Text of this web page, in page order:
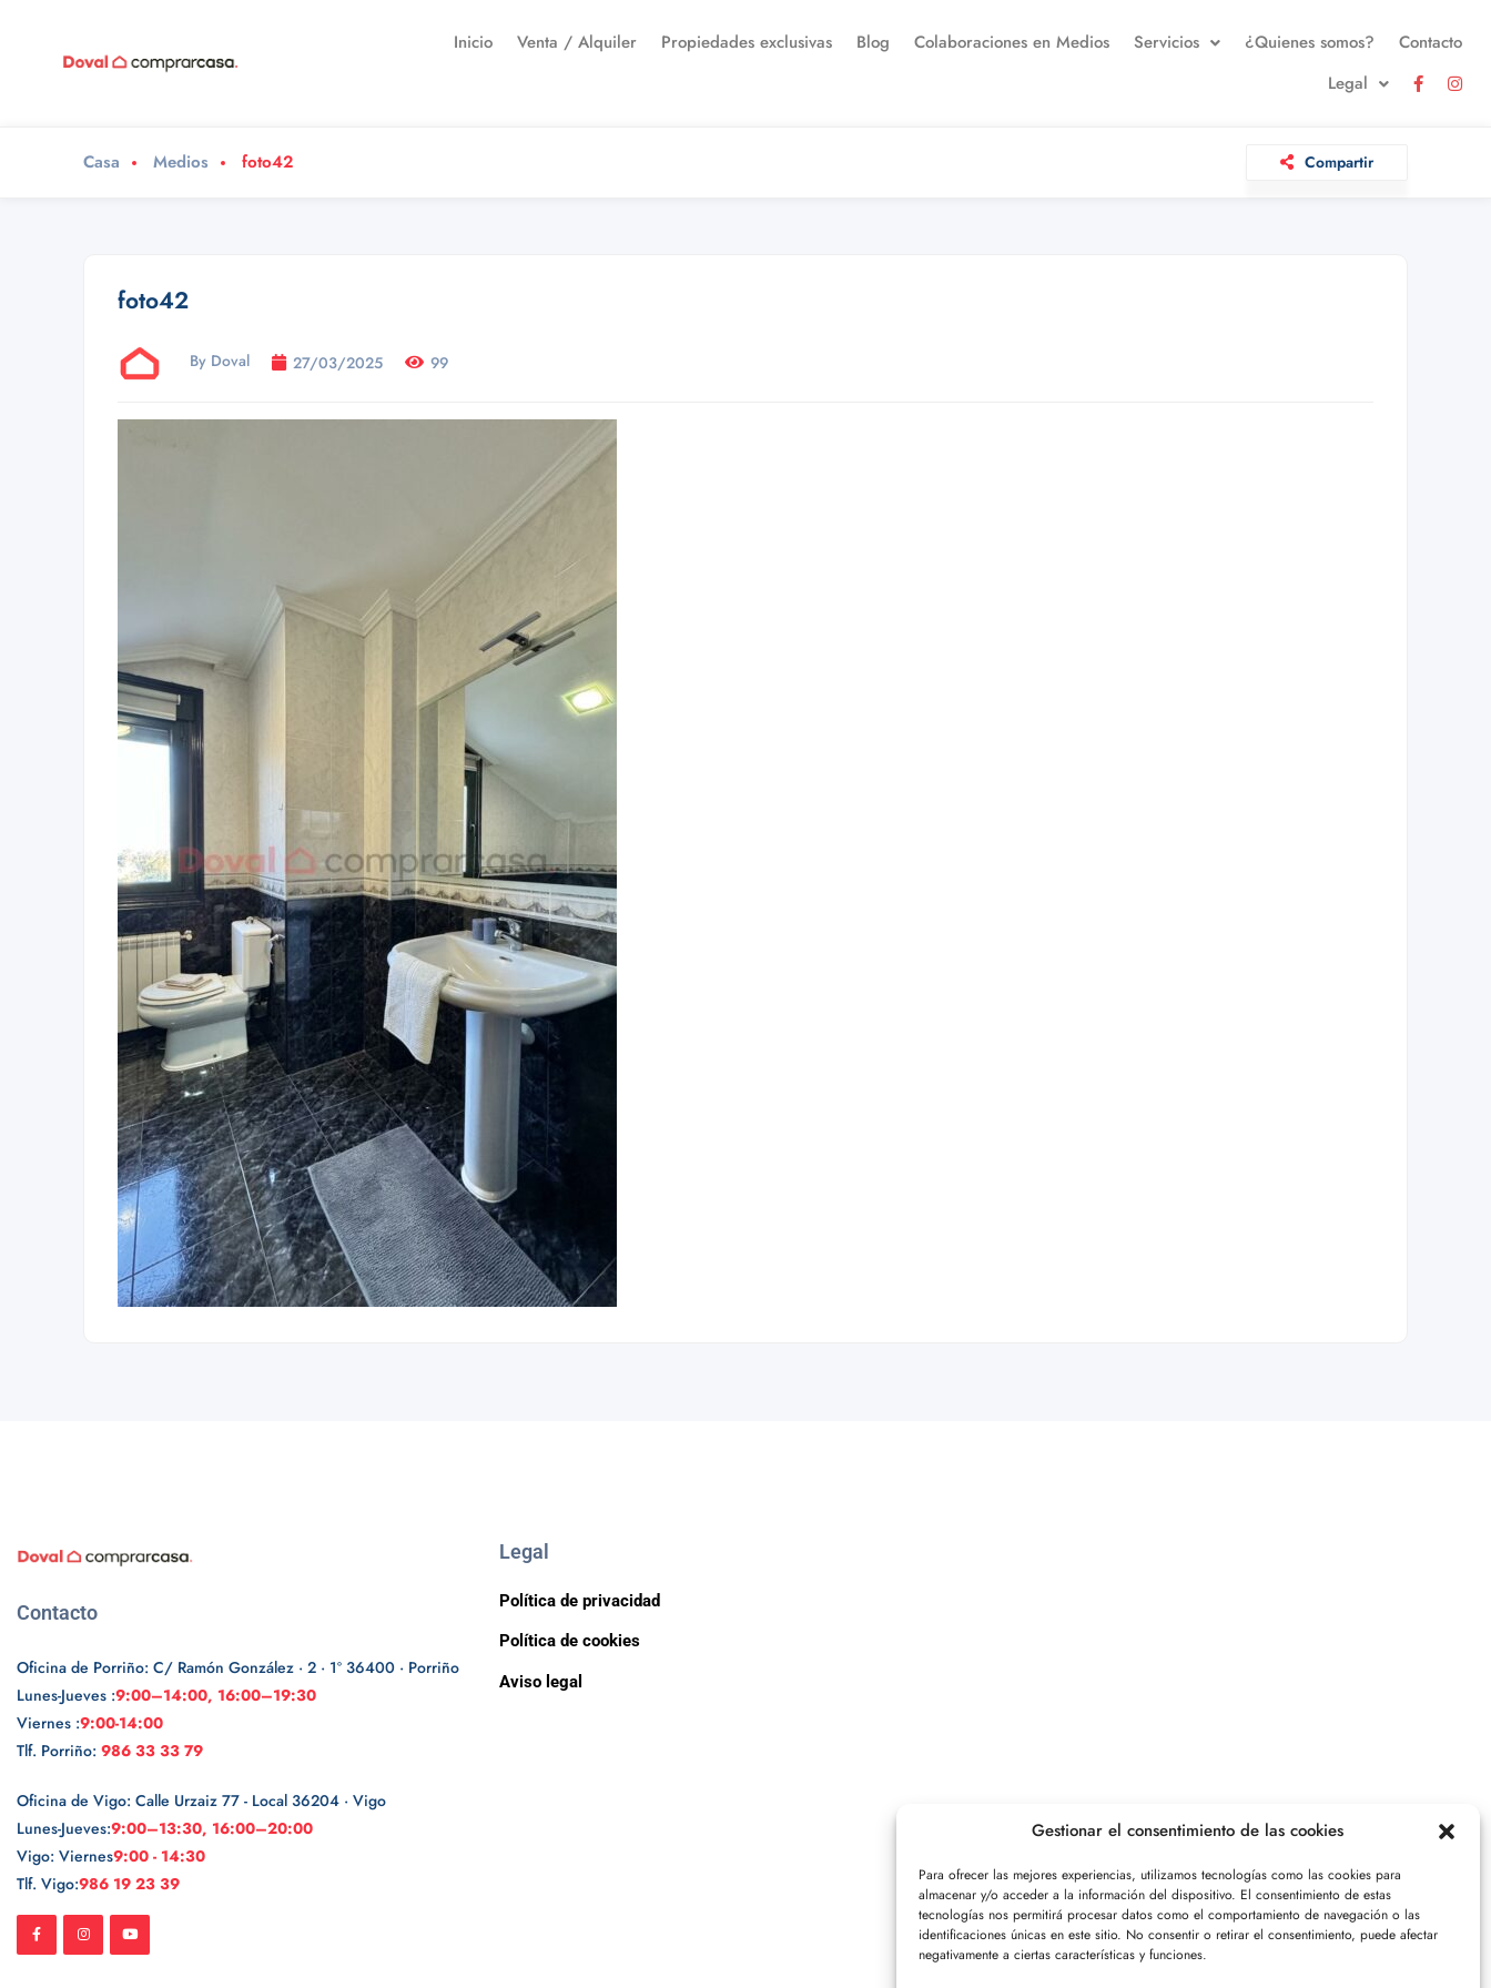
Gestionar el consentimiento de las cookies
Para ofrecer las mejores experiencias, utilizamos tecnologías como las cookies para
almacenar y/o acceder a la información del dispositivo. El consentimiento de estas
tecnologías nos permitirá procesar datos como el comportamiento de navegación o las
identificaciones únicas en este sitio. No consentir o retirar el consentimiento, puede afectar
negativamente a ciertas características y funciones.
Inicio Venta / Alquiler Propiedades exclusivas Blog Colaboraciones en Medios Servicios ¿Quienes somos?
Contacto
Legal
Casa Medios foto42 Compartir
foto42
By Doval 27/03/2025 99
Contacto
Oficina de Porriño: C/ Ramón González · 2 · 1º 36400 · Porriño
Lunes-Jueves :9:00–14:00, 16:00–19:30
Viernes :9:00-14:00
Tlf. Porriño: 986 33 33 79
Oficina de Vigo: Calle Urzaiz 77 - Local 36204 · Vigo
Lunes-Jueves:9:00–13:30, 16:00–20:00
Vigo: Viernes9:00 - 14:30
Tlf. Vigo:986 19 23 39
Legal
Política de privacidad
Política de cookies
Aviso legal